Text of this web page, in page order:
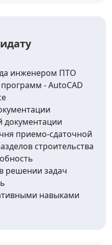
инженером ПТО
- AutoCAD
документации
приемо-сдаточной
строительства
решении задач
навыками